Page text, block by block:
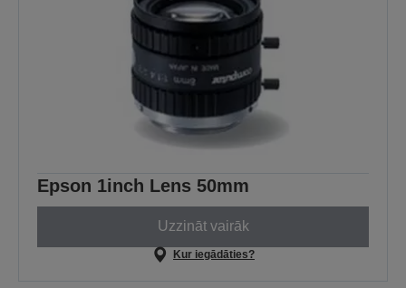
Epson 1inch Lens 50mm
Uzzināt vairāk
Kur iegādāties?